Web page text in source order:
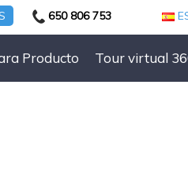
650 806 753
Producto Tour virtual